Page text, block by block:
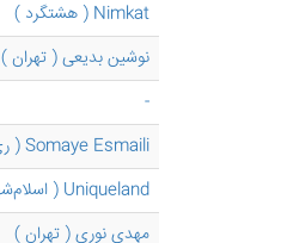
Nimkat ( هشتگرد )
نوشین بدیعی ( تهران )
-
Somaye Esmaili ( ری )
Uniqueland ( اسلام‌شهر )
مهدی نوری ( تهران )